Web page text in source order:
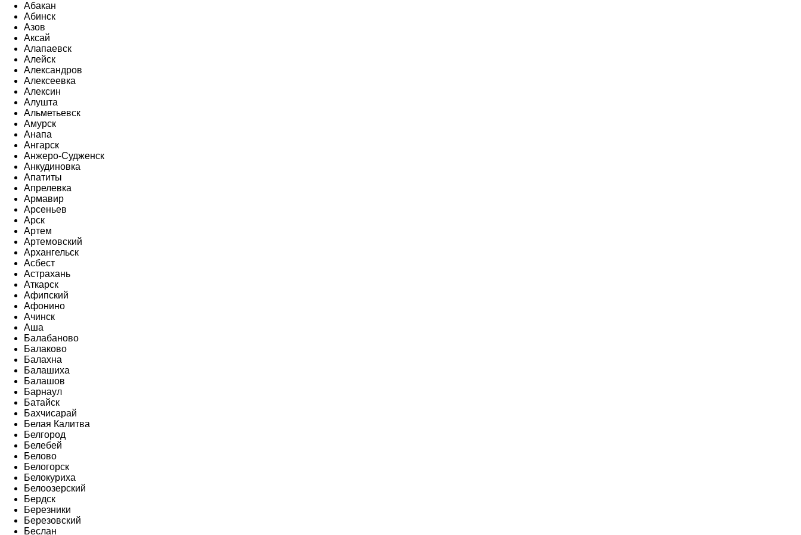
Абакан
Абинск
Азов
Аксай
Алапаевск
Алейск
Александров
Алексеевка
Алексин
Алушта
Альметьевск
Амурск
Анапа
Ангарск
Анжеро-Судженск
Анкудиновка
Апатиты
Апрелевка
Армавир
Арсеньев
Арск
Артем
Артемовский
Архангельск
Асбест
Астрахань
Аткарск
Афипский
Афонино
Ачинск
Аша
Балабаново
Балаково
Балахна
Балашиха
Балашов
Барнаул
Батайск
Бахчисарай
Белая Калитва
Белгород
Белебей
Белово
Белогорск
Белокуриха
Белоозерский
Бердск
Березники
Березовский
Беслан